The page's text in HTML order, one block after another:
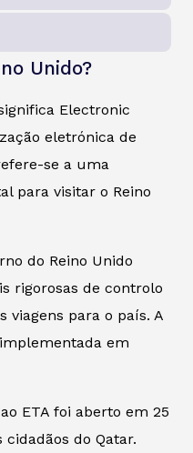
Unido?
Electronic
eletrónica de
se a uma
para visitar o Reino
do Reino Unido
rigorosas de controlo
viagens para o país. A
em
ETA foi aberto em 25
do Qatar.